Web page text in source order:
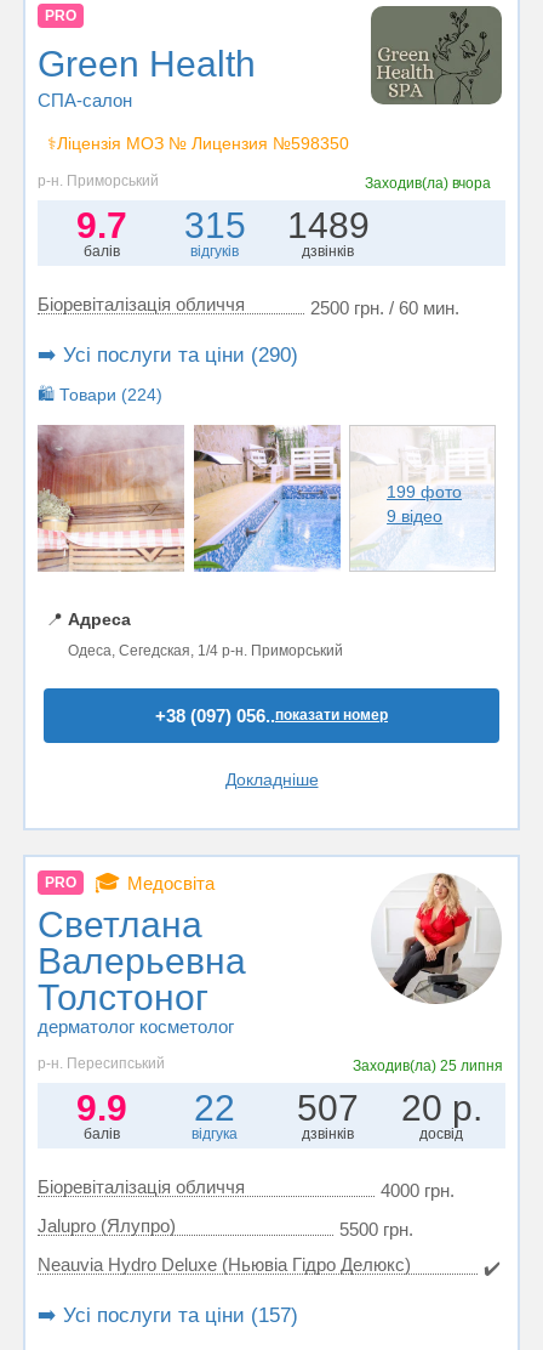
PRO
Green Health
СПА-салон
⚕️Ліцензія МОЗ № Лицензия №598350
р-н. Приморський Заходив(ла) вчора
9.7
балів
315
відгуків
1489
дзвінків
Біоревіталізація обличчя 2500 грн. / 60 мин.
➡️ Усі послуги та ціни (290)
🛍️ Товари (224)
199 фото
9 відео
📍 Адреса
Одеса, Сегедская, 1/4 р-н. Приморський
+38 (097) 056..показати номер
Докладніше
PRO 🎓 Медосвіта
Светлана
Валерьевна
Толстоног
дерматолог косметолог
р-н. Пересипський Заходив(ла) 25 липня
9.9
балів
22
відгука
507
дзвінків
20 р.
досвід
Біоревіталізація обличчя
4000 грн.
Jalupro (Ялупро)
5500 грн.
Neauvia Hydro Deluxe (Ньювіа Гідро Делюкс)
✔️
➡️ Усі послуги та ціни (157)